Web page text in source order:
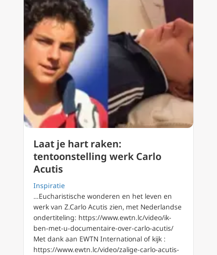
Laat je hart raken:
tentoonstelling werk Carlo
Acutis
Inspiratie
…Eucharistische wonderen en het leven en
werk van Z.Carlo Acutis zien, met Nederlandse
ondertiteling: https://www.ewtn.lc/video/ik-
ben-met-u-documentaire-over-carlo-acutis/
Met dank aan EWTN International of kijk :
https://www.ewtn.lc/video/zalige-carlo-acutis-